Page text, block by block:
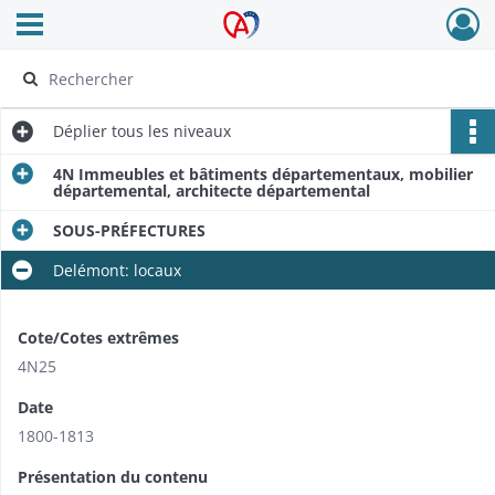
Archives Alsace - Colmar
Ouvrir le menu déroulant
Déplier tous les niveaux
4N Immeubles et bâtiments départementaux, mobilier
départemental, architecte départemental
SOUS-PRÉFECTURES
Delémont: locaux
Cote/Cotes extrêmes
4N25
Date
1800-1813
Présentation du contenu